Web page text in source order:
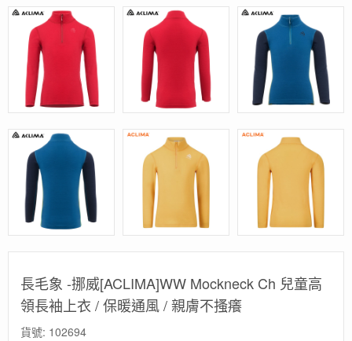
長毛象 -挪威[ACLIMA]WW Mockneck Ch 兒童高
領長袖上衣 / 保暖通風 / 親膚不搔癢
貨號: 102694